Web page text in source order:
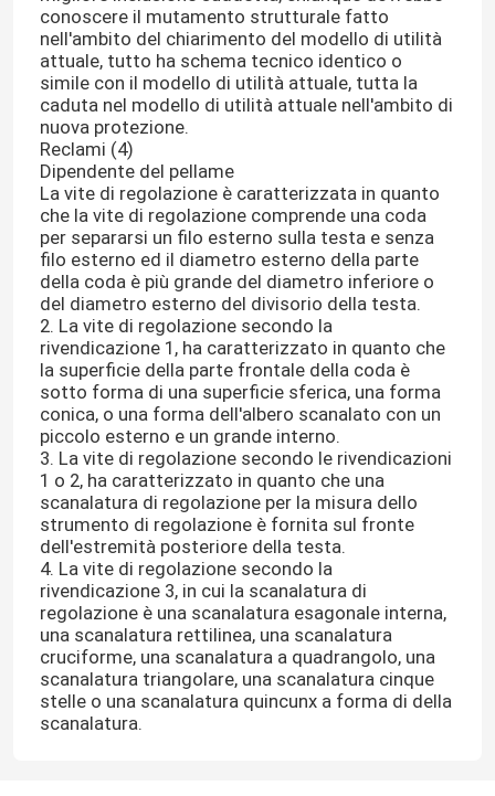
conoscere il mutamento strutturale fatto
nell'ambito del chiarimento del modello di utilità
attuale, tutto ha schema tecnico identico o
simile con il modello di utilità attuale, tutta la
caduta nel modello di utilità attuale nell'ambito di
nuova protezione.
Reclami (4)
Dipendente del pellame
La vite di regolazione è caratterizzata in quanto
che la vite di regolazione comprende una coda
per separarsi un filo esterno sulla testa e senza
filo esterno ed il diametro esterno della parte
della coda è più grande del diametro inferiore o
del diametro esterno del divisorio della testa.
2. La vite di regolazione secondo la
rivendicazione 1, ha caratterizzato in quanto che
la superficie della parte frontale della coda è
sotto forma di una superficie sferica, una forma
conica, o una forma dell'albero scanalato con un
piccolo esterno e un grande interno.
3. La vite di regolazione secondo le rivendicazioni
1 o 2, ha caratterizzato in quanto che una
scanalatura di regolazione per la misura dello
strumento di regolazione è fornita sul fronte
dell'estremità posteriore della testa.
4. La vite di regolazione secondo la
rivendicazione 3, in cui la scanalatura di
regolazione è una scanalatura esagonale interna,
una scanalatura rettilinea, una scanalatura
cruciforme, una scanalatura a quadrangolo, una
scanalatura triangolare, una scanalatura cinque
stelle o una scanalatura quincunx a forma di della
scanalatura.